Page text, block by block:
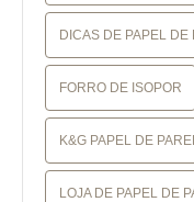
DICAS DE PAPEL DE
FORRO DE ISOPOR
K&G PAPEL DE
LOJA DE PAPEL DE